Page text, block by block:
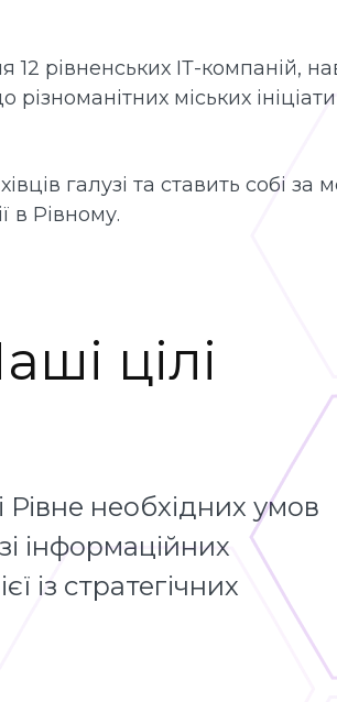
рівненських ІТ-компаній,
міських
галузі та ставить собі
в Рівному.
цілі
Рівне необхідних умов
інформаційних
із стратегічних